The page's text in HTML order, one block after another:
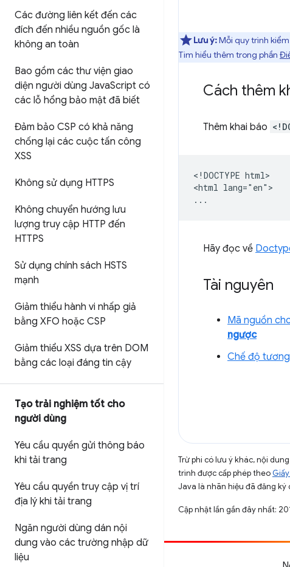
Các đường liên kết đến các
đích đến nhiều nguồn gốc là
không an toàn
Bao gồm các thư viện giao
diện người dùng JavaScript có
các lỗ hổng bảo mật đã biết
Đảm bảo CSP có khả năng
chống lại các cuộc tấn công
XSS
Không sử dụng HTTPS
Không chuyển hướng lưu
lượng truy cập HTTP đến
HTTPS
Sử dụng chính sách HSTS
mạnh
Giảm thiểu hành vi nhấp giả
bằng XFO hoặc CSP
Giảm thiểu XSS dựa trên DOM
bằng các loại đáng tin cậy
Tạo trải nghiệm tốt cho
người dùng
Yêu cầu quyền gửi thông báo
khi tải trang
Yêu cầu quyền truy cập vị trí
địa lý khi tải trang
Ngăn người dùng dán nội
dung vào các trường nhập dữ
liệu
Lưu ý:Mỗi quy trình
Tìm hiểu thêm trong phần
Cách thêm
Thêm khai báo
<!DOCTYPE html>
<html lang="en">
Hãy đọc về
Tài nguyên
Mã nguồn
ngược
Chế độ
Trừ phi có lưu ý khác, nội
trình được cấp phép theo
Java là nhãn hiệu đã đăng
Cập nhật lần gần đây nhất: